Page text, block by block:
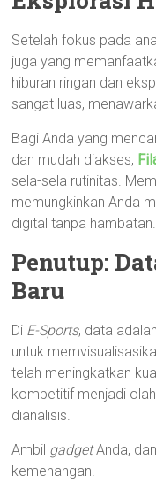
Setelah fokus pada
juga yang
hiburan ringan dan
sangat luas,
Bagi Anda yang
dan mudah diakses,
sela-sela rutinitas.
memungkinkan Anda
digital tanpa hambatan.
Penutup:
Baru
Di E-Sports, data
untuk
telah meningkatkan
kompetitif menjadi
dianalisis.
Ambil gadgetAnda,
kemenangan!